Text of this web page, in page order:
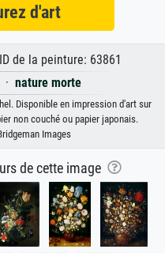
d'art
de la peinture: 63861
nature morte
Disponible en impression d'art sur
non couché ou papier japonais.
Images
de cette image